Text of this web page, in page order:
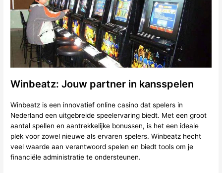
Winbeatz: Jouw partner in kansspelen
Winbeatz is een innovatief online casino dat spelers in
Nederland een uitgebreide speelervaring biedt. Met een groot
aantal spellen en aantrekkelijke bonussen, is het een ideale
plek voor zowel nieuwe als ervaren spelers. Winbeatz hecht
veel waarde aan verantwoord spelen en biedt tools om je
financiële administratie te ondersteunen.